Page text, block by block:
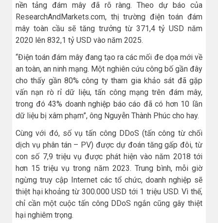
nền tảng đám mây đã rõ ràng. Theo dự báo của
ResearchAndMarkets.com, thị trường điện toán đám
mây toàn cầu sẽ tăng trưởng từ 371,4 tỷ USD năm
2020 lên 832,1 tỷ USD vào năm 2025.
“Điện toán đám mây đang tạo ra các mối đe dọa mới về
an toàn, an ninh mạng. Một nghiên cứu công bố gần đây
cho thấy gần 80% công ty tham gia khảo sát đã gặp
vấn nạn rò rỉ dữ liệu, tấn công mạng trên đám mây,
trong đó 43% doanh nghiệp báo cáo đã có hơn 10 lần
dữ liệu bị xâm phạm”, ông Nguyễn Thành Phúc cho hay.
Cùng với đó, số vụ tấn công DDoS (tấn công từ chối
dịch vụ phân tán – PV) được dự đoán tăng gấp đôi, từ
con số 7,9 triệu vụ được phát hiện vào năm 2018 tới
hơn 15 triệu vụ trong năm 2023. Trung bình, mỗi giờ
ngừng truy cập Internet các tổ chức, doanh nghiệp sẽ
thiệt hại khoảng từ 300.000 USD tới 1 triệu USD. Vì thế,
chỉ cần một cuộc tấn công DDoS ngắn cũng gây thiệt
hại nghiêm trọng.